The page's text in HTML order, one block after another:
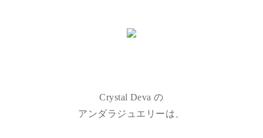
Crystal Deva の
アンダラジュエリーは、